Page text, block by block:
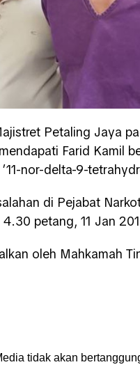
Petaling Jaya
Farid Kamil
nor-delta-9-
di Pejabat
petang, 11 Jan
oleh Mahkamah
tidak akan